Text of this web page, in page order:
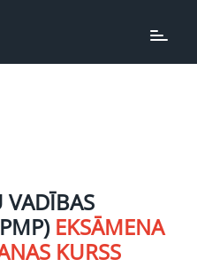
VADĪBAS
EKSĀMENA
KURSS